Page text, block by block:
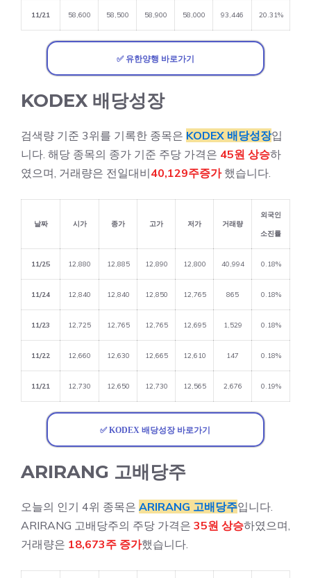
11/21 58,600 58,500 58,900 58,000 93,446 20.31%
✅ 유한양행 바로가기
KODEX 배당성장
검색량 기준 3위를 기록한 종목은 KODEX 배당성장입
니다. 해당 종목의 종가 기준 주당 가격은 45원 상승하
였으며, 거래량은 전일대비40,129주증가했습니다.
날짜 시가 종가 고가 저가 거래량
외국인
소진률
11/25 12,880 12,885 12,890 12,800 40,994 0.18%
11/24 12,840 12,840 12,850 12,765 865 0.18%
11/23 12,725 12,765 12,765 12,695 1,529 0.18%
11/22 12,660 12,630 12,665 12,610 147 0.18%
11/21 12,730 12,650 12,730 12,565 2,676 0.19%
✅ KODEX 배당성장 바로가기
ARIRANG 고배당주
오늘의 인기 4위 종목은 ARIRANG 고배당주입니다.
ARIRANG 고배당주의 주당 가격은 35원 상승하였으며,
거래량은 18,673주 증가했습니다.